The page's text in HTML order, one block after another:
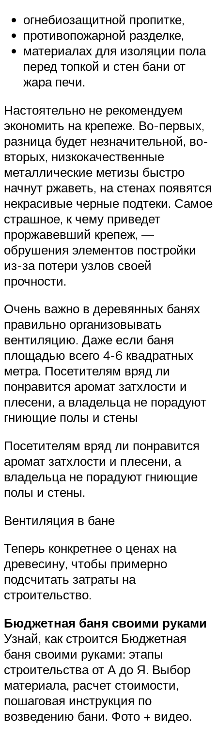
огнебиозащитной пропитке,
противопожарной разделке,
материалах для изоляции пола
перед топкой и стен бани от
жара печи.
Настоятельно не рекомендуем
экономить на крепеже. Во-первых,
разница будет незначительной, во-
вторых, низкокачественные
металлические метизы быстро
начнут ржаветь, на стенах появятся
некрасивые черные подтеки. Самое
страшное, к чему приведет
проржавевший крепеж, —
обрушения элементов постройки
из-за потери узлов своей
прочности.
Очень важно в деревянных банях
правильно организовывать
вентиляцию. Даже если баня
площадью всего 4-6 квадратных
метра. Посетителям вряд ли
понравится аромат затхлости и
плесени, а владельца не порадуют
гниющие полы и стены
Посетителям вряд ли понравится
аромат затхлости и плесени, а
владельца не порадуют гниющие
полы и стены.
Вентиляция в бане
Теперь конкретнее о ценах на
древесину, чтобы примерно
подсчитать затраты на
строительство.
Бюджетная баня своими руками
Узнай, как строится Бюджетная
баня своими руками: этапы
строительства от А до Я. Выбор
материала, расчет стоимости,
пошаговая инструкция по
возведению бани. Фото + видео.